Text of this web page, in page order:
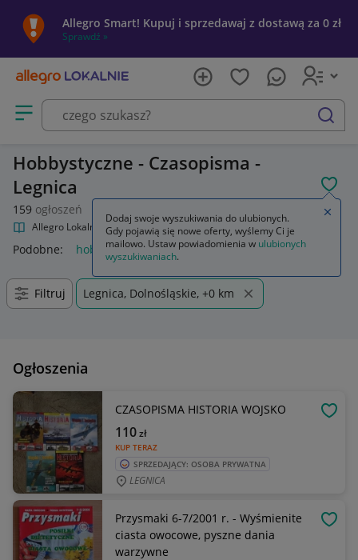
Allegro Smart! Kupuj i sprzedawaj z dostawą za 0 zł
Sprawdź »
Otwórz menu z kategoriami
szukaj
Hobbystyczne - Czasopisma -
Legnica
159 ogłoszeń
Allegro Lokalnie Kultura i rozrywka Czasopisma Hobbystyczne
Podobne: hobbystyczne
Filtruj Legnica, Dolnośląskie, +0 km
Ogłoszenia
CZASOPISMA HISTORIA WOJSKO
KUP TERAZ
110zł
SPRZEDAJĄCY: OSOBA PRYWATNA
LEGNICA
Przysmaki 6-7/2001 r. - Wyśmienite
ciasta owocowe, pyszne dania
warzywne
Dodaj swoje wyszukiwania do ulubionych.
Gdy pojawią się nowe oferty, wyślemy Ci je
mailowo. Ustaw powiadomienia w ulubionych
wyszukiwaniach.